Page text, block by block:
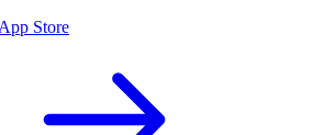
Store